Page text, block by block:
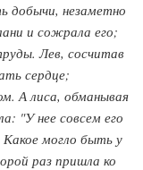
добычи, незаметно
и сожрала его;
Лев, сосчитав
сердце;
А лиса, обманывая
"У нее совсем его
могло быть у
раз пришла ко